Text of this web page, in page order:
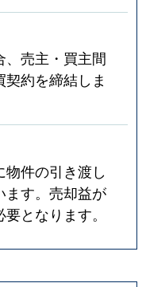
、売主・買主間
約を締結しま
件の引き渡し
ます。売却益が
となります。